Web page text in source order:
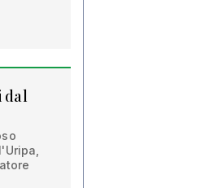
dal